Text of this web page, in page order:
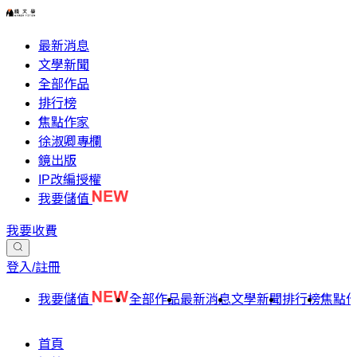
最新消息
文學新聞
全部作品
排行榜
焦點作家
徐淑卿專欄
鏡出版
IP改編授權
我要儲值
我要收費
登入/註冊
我要儲值 全部作品最新消息文學新聞排行榜焦點
首頁